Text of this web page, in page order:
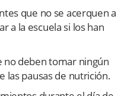
que no se acerquen a
a la escuela si los han
no deben tomar ningún
las pausas de nutrición.